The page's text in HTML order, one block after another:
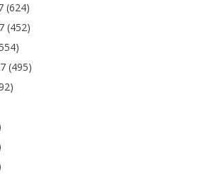
(624)
(452)
(495)